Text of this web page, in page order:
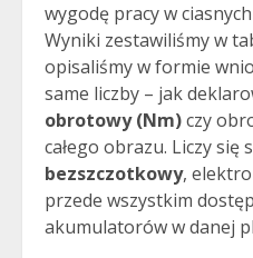
wygodę pracy w
Wyniki zestawiliśmy w
opisaliśmy w formie
same liczby – jak
obrotowy (Nm)czy
całego obrazu. Liczy się
bezszczotkowy,
przede wszystkim
akumulatorów w danej